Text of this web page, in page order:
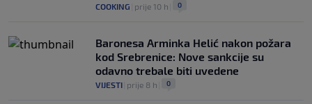
COOKING prije 10 h 0
Baronesa Arminka Helić nakon požara
kod Srebrenice: Nove sankcije su
odavno trebale biti uvedene
VIJESTI prije 8 h 0